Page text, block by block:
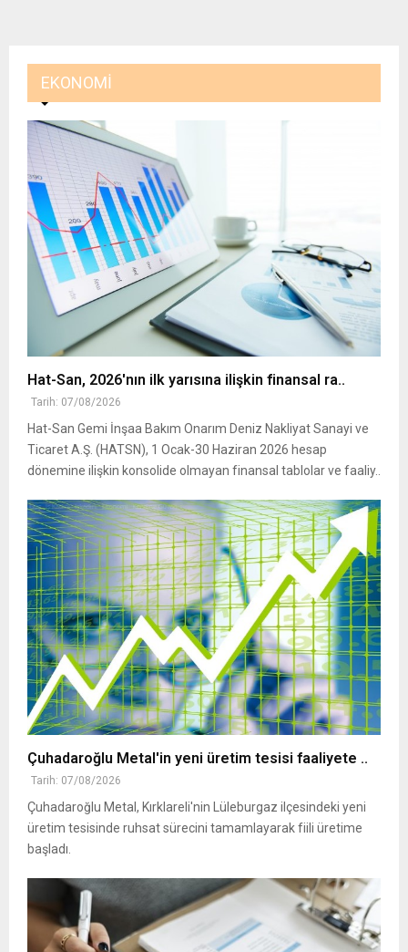
EKONOMI
Hat-San, 2026'nın ilk yarısına ilişkin finansal ra..
Tarih: 07/08/2026
Hat-San Gemi İnşaa Bakım Onarım Deniz Nakliyat Sanayi ve
Ticaret A.Ş. (HATSN), 1 Ocak-30 Haziran 2026 hesap
dönemine ilişkin konsolide olmayan finansal tablolar ve faaliy..
Çuhadaroğlu Metal'in yeni üretim tesisi faaliyete ..
Tarih: 07/08/2026
Çuhadaroğlu Metal, Kırklareli'nin Lüleburgaz ilçesindeki yeni
üretim tesisinde ruhsat sürecini tamamlayarak fiili üretime
başladı.